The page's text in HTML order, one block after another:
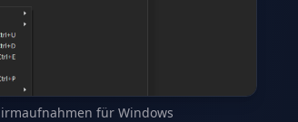
für Windows